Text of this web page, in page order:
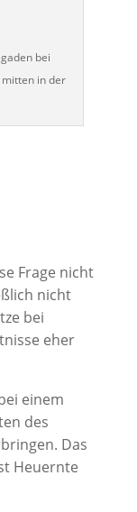
bei
in der
Frage nicht
nicht
bei
eher
einem
des
Das
Heuernte